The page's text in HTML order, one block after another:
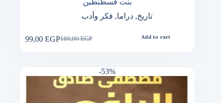
بنت قسطنطين
تاريخ, دراما, فكر وأدب
180,00EGP
Original
99,00 EGPCurrent
Add to cart
-53%